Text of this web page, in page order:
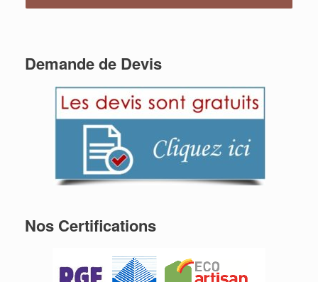
Demande de Devis
Nos Certifications